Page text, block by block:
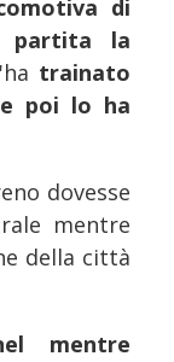
di
partita la
trainato
poi lo ha
dovesse
mentre
della città
mentre